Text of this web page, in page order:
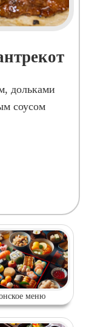
дольками
соусом
меню